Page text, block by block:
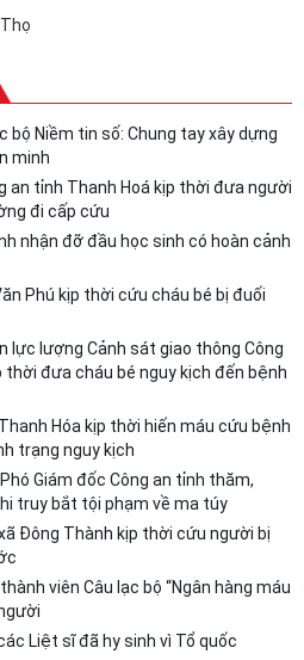
bộ Niềm tin số: Chung tay xây dựng
minh
an tỉnh Thanh Hoá kịp thời đưa người
đi cấp cứu
nhận đỡ đầu học sinh có hoàn cảnh
Phú kịp thời cứu cháu bé bị đuối
lực lượng Cảnh sát giao thông Công
thời đưa cháu bé nguy kịch đến bệnh
Hóa kịp thời hiến máu cứu bệnh
trạng nguy kịch
Giám đốc Công an tỉnh thăm,
truy bắt tội phạm về ma túy
Đông Thành kịp thời cứu người bị
viên Câu lạc bộ “Ngân hàng máu
Liệt sĩ đã hy sinh vì Tổ quốc